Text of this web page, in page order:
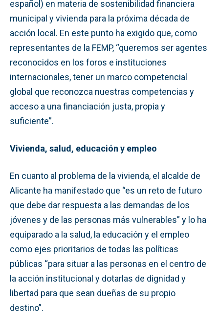
español) en materia de sostenibilidad financiera
municipal y vivienda para la próxima década de
acción local. En este punto ha exigido que, como
representantes de la FEMP, “queremos ser agentes
reconocidos en los foros e instituciones
internacionales, tener un marco competencial
global que reconozca nuestras competencias y
acceso a una financiación justa, propia y
suficiente”.
Vivienda, salud, educación y empleo
En cuanto al problema de la vivienda, el alcalde de
Alicante ha manifestado que “es un reto de futuro
que debe dar respuesta a las demandas de los
jóvenes y de las personas más vulnerables” y lo ha
equiparado a la salud, la educación y el empleo
como ejes prioritarios de todas las políticas
públicas “para situar a las personas en el centro de
la acción institucional y dotarlas de dignidad y
libertad para que sean dueñas de su propio
destino”.